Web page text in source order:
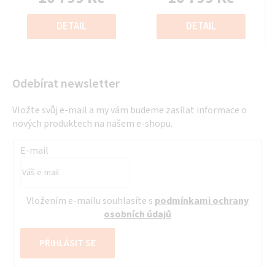
5
Měrná
cena:
DETAIL
5
Měrná
cena:
DETAIL
Odebírat newsletter
Vložte svůj e-mail a my vám budeme zasílat informace o
nových produktech na našem e-shopu.
E-mail
Vložením e-mailu souhlasíte s podmínkami ochrany
osobních údajů
PŘIHLÁSIT SE